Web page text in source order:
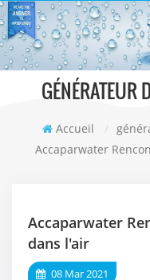
GÉNÉRATEUR
Accueil /
Accaparwater
Accaparwater
dans l'air
08 Mar 2021